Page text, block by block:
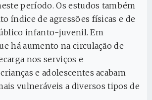
período. Os estudos também
índice de agressões físicas e de
infanto-juvenil. Em
há aumento na circulação de
nos serviços e
e adolescentes acabam
vulneráveis a diversos tipos de